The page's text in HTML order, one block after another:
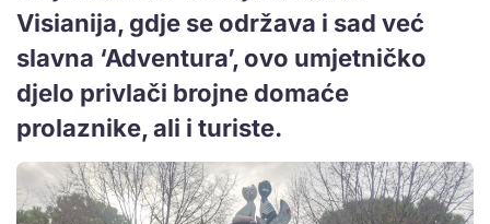
Visianija, gdje se održava i sad već
slavna ‘Adventura’, ovo umjetničko
djelo privlači brojne domaće
prolaznike, ali i turiste.